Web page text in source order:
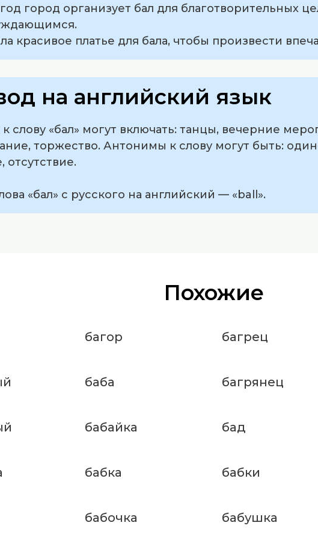
город организует бал для благотворительных
красивое платье для бала, чтобы произвести
на английский язык
слову «бал» могут включать: танцы, вечерние
торжество. Антонимы к слову могут быть:
отсутствие.
«бал» с русского на английский — «ball».
Похожие
багор багрец
баба багрянец
бабайка бад
бабка бабки
бабочка бабушка